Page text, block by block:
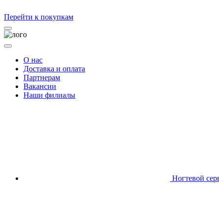
Перейти к покупкам
О нас
Доставка и оплата
Партнерам
Вакансии
Наши филиалы
Ногтевой